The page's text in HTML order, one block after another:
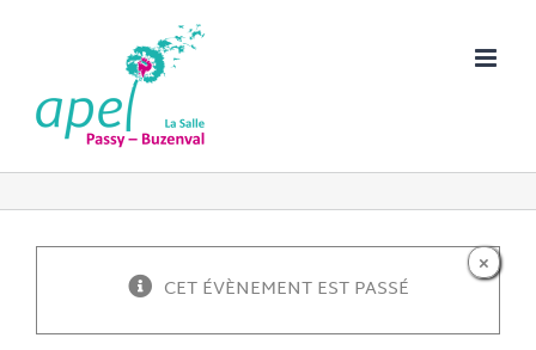
×
CET ÉVÈNEMENT EST PASSÉ